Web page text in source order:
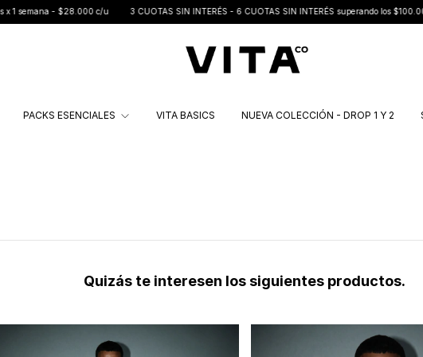
- $28.000 c/u 3 CUOTAS SIN INTERÉS - 6 CUOTAS SIN INTERÉS superando los $100.000 |
PACKS ESENCIALES VITA BASICS NUEVA COLECCIÓN - DROP 1 Y 2
Quizás te interesen los siguientes productos.